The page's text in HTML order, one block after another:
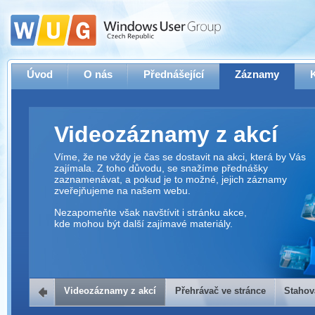
Úvod O nás Přednášející Záznamy
Videozáznamy z akcí
Víme, že ne vždy je čas se dostavit na akci, která by Vás
zajímala. Z toho důvodu, se snažíme přednášky
zaznamenávat, a pokud je to možné, jejich záznamy
zveřejňujeme na našem webu.
Nezapomeňte však navštívit i stránku akce,
kde mohou být další zajímavé materiály.
Přehrávač ve stránce
Videozáznamy z akcí Přehrávač ve stránce